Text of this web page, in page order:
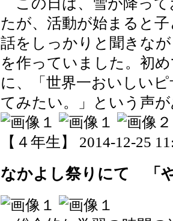
この日は、雪が降って
たが、活動が始まると
話をしっかりと聞きな
を作っていました。初
に、「世界一おいしい
てみたい。」という声
【４年生】 2014-12-25
なかよし祭りにて 「